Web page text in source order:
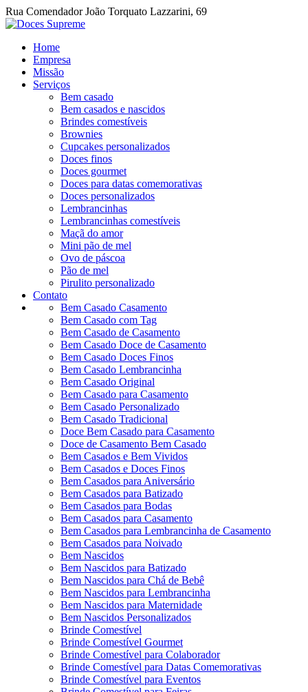
Rua Comendador João Torquato Lazzarini, 69
Home
Empresa
Missão
Serviços
Bem casado
Bem casados e nascidos
Brindes comestíveis
Brownies
Cupcakes personalizados
Doces finos
Doces gourmet
Doces para datas comemorativas
Doces personalizados
Lembrancinhas
Lembrancinhas comestíveis
Maçã do amor
Mini pão de mel
Ovo de páscoa
Pão de mel
Pirulito personalizado
Contato
Bem Casado Casamento
Bem Casado com Tag
Bem Casado de Casamento
Bem Casado Doce de Casamento
Bem Casado Doces Finos
Bem Casado Lembrancinha
Bem Casado Original
Bem Casado para Casamento
Bem Casado Personalizado
Bem Casado Tradicional
Doce Bem Casado para Casamento
Doce de Casamento Bem Casado
Bem Casados e Bem Vividos
Bem Casados e Doces Finos
Bem Casados para Aniversário
Bem Casados para Batizado
Bem Casados para Bodas
Bem Casados para Casamento
Bem Casados para Lembrancinha de Casamento
Bem Casados para Noivado
Bem Nascidos
Bem Nascidos para Batizado
Bem Nascidos para Chá de Bebê
Bem Nascidos para Lembrancinha
Bem Nascidos para Maternidade
Bem Nascidos Personalizados
Brinde Comestível
Brinde Comestível Gourmet
Brinde Comestível para Colaborador
Brinde Comestível para Datas Comemorativas
Brinde Comestível para Eventos